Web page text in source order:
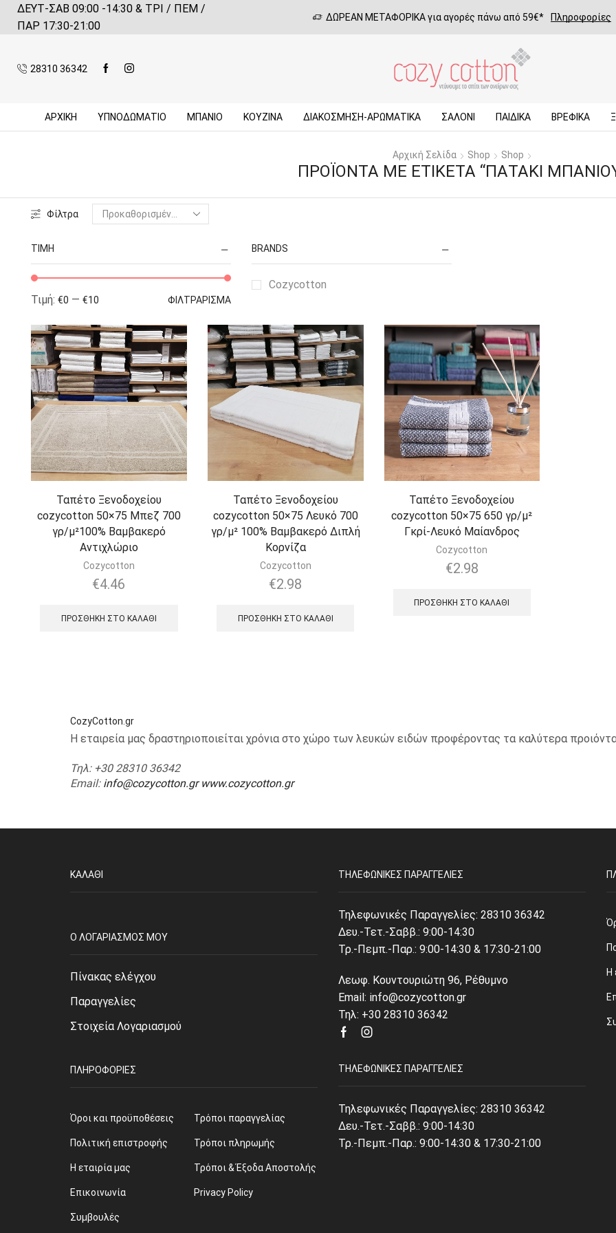
ΔΕΥΤ-ΣΑΒ 09:00 -14:30 & ΤΡΙ / ΠΕΜ /
ΠΑΡ 17:30-21:00
ΔΩΡΕΑΝ ΜΕΤΑΦΟΡΙΚΑ για αγορές πάνω από 59€* Πληροφορίες
28310 36342
ΑΡΧΙΚΉ ΥΠΝΟΔΩΜΑΤΙΟ ΜΠΆΝΙΟ ΚΟΥΖΊΝΑ ΔΙΑΚΟΣΜΗΣΗ-ΑΡΩΜΑΤΙΚΑ ΣΑΛΌΝΙ ΠΑΙΔΙΚΆ ΒΡΕΦΙΚΆ
Αρχική Σελίδα Shop Shop
ΠΡΟΪΌΝΤΑ ΜΕ ΕΤΙΚΈΤΑ “ΠΑΤΆΚΙ
Φίλτρα
ΤΙΜΉ
ΦΙΛΤΡΆΡΙΣΜΑ
Τιμή: €0 — €10
BRANDS
Cozycotton
Ταπέτο Ξενοδοχείου
cozycotton 50×75 Μπεζ 700
γρ/μ²100% Βαμβακερό
Αντιχλώριο
Cozycotton
€4.46
ΠΡΟΣΘΉΚΗ ΣΤΟ ΚΑΛΆΘΙ
Ταπέτο Ξενοδοχείου
cozycotton 50×75 Λευκό 700
γρ/μ² 100% Βαμβακερό Διπλή
Κορνίζα
Cozycotton
€2.98
ΠΡΟΣΘΉΚΗ ΣΤΟ ΚΑΛΆΘΙ
Ταπέτο Ξενοδοχείου
cozycotton 50×75 650 γρ/μ²
Γκρί-Λευκό Μαίανδρος
Cozycotton
€2.98
ΠΡΟΣΘΉΚΗ ΣΤΟ ΚΑΛΆΘΙ
CozyCotton.gr
Η εταιρεία μας δραστηριοποιείται χρόνια στο χώρο των λευκών ειδών προφέροντας τα καλύτερα
Τηλ: +30 28310 36342
Email: info@cozycotton.gr www.cozycotton.gr
ΚΑΛΆΘΙ
O ΛΟΓΑΡΙΑΣΜΌΣ ΜΟΥ
Πίνακας ελέγχου
Παραγγελίες
Στοιχεία Λογαριασμού
ΠΛΗΡΟΦΟΡΊΕΣ
Όροι και προϋποθέσεις
Πολιτική επιστροφής
Η εταιρία μας
Επικοινωνία
Συμβουλές
Τρόποι παραγγελίας
Τρόποι πληρωμής
Τρόποι & Έξοδα Αποστολής
Privacy Policy
ΤΗΛΕΦΩΝΙΚΈΣ ΠΑΡΑΓΓΕΛΊΕΣ
Τηλεφωνικές Παραγγελίες: 28310 36342
Δευ.-Τετ.-Σαββ.: 9:00-14:30
Τρ.-Πεμπ.-Παρ.: 9:00-14:30 & 17:30-21:00
Λεωφ. Κουντουριώτη 96, Ρέθυμνο
Email: info@cozycotton.gr
Τηλ: +30 28310 36342
FacebookInstagram
ΤΗΛΕΦΩΝΙΚΈΣ ΠΑΡΑΓΓΕΛΊΕΣ
Τηλεφωνικές Παραγγελίες: 28310 36342
Δευ.-Τετ.-Σαββ.: 9:00-14:30
Τρ.-Πεμπ.-Παρ.: 9:00-14:30 & 17:30-21:00
Η